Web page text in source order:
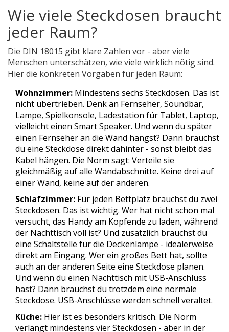
Wie viele Steckdosen braucht
jeder Raum?
Die DIN 18015 gibt klare Zahlen vor - aber viele
Menschen unterschätzen, wie viele wirklich nötig sind.
Hier die konkreten Vorgaben für jeden Raum:
Wohnzimmer: Mindestens sechs Steckdosen. Das ist
nicht übertrieben. Denk an Fernseher, Soundbar,
Lampe, Spielkonsole, Ladestation für Tablet, Laptop,
vielleicht einen Smart Speaker. Und wenn du später
einen Fernseher an die Wand hängst? Dann brauchst
du eine Steckdose direkt dahinter - sonst bleibt das
Kabel hängen. Die Norm sagt: Verteile sie
gleichmäßig auf alle Wandabschnitte. Keine drei auf
einer Wand, keine auf der anderen.
Schlafzimmer: Für jeden Bettplatz brauchst du zwei
Steckdosen. Das ist wichtig. Wer hat nicht schon mal
versucht, das Handy am Kopfende zu laden, während
der Nachttisch voll ist? Und zusätzlich brauchst du
eine Schaltstelle für die Deckenlampe - idealerweise
direkt am Eingang. Wer ein großes Bett hat, sollte
auch an der anderen Seite eine Steckdose planen.
Und wenn du einen Nachttisch mit USB-Anschluss
hast? Dann brauchst du trotzdem eine normale
Steckdose. USB-Anschlüsse werden schnell veraltet.
Küche: Hier ist es besonders kritisch. Die Norm
verlangt mindestens vier Steckdosen - aber in der